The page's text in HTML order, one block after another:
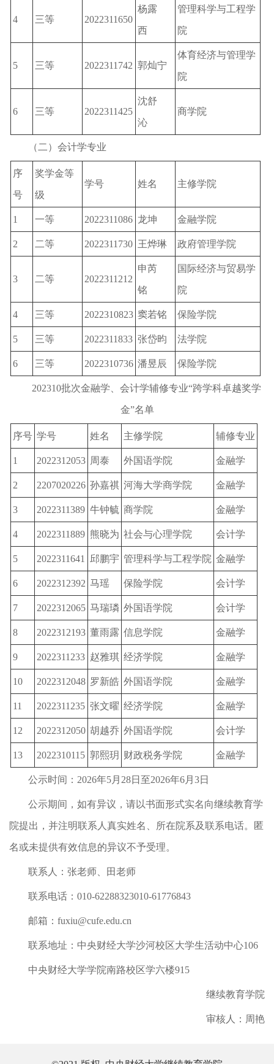
4 三等 2022311650
杨露
西
管理科学与工程学
院
5 三等 2022311742 郭灿宁
体育经济与管理学
院
6 三等 2022311425
沈舒
沁
商学院
（二）会计学专业
序
号
奖学金等
级
学号 姓名 主修学院
1 一等 2022311086 龙坤 金融学院
2 二等 2022311730 王烨琳 政府管理学院
3 二等 2022311212
申芮
铭
国际经济与贸易学
院
4 三等 2022310823 窦若铭 保险学院
5 三等 2022311833 张岱昀 法学院
6 三等 2022310736 潘昱辰 保险学院
202310批次金融学、会计学辅修专业“跨学科卓越奖学
金”名单
序号 学号 姓名 主修学院 辅修专业
1 2022312053 周泰 外国语学院 金融学
2 2207020226 孙嘉祺 河海大学商学院 金融学
3 2022311389 牛钟毓 商学院 金融学
4 2022311889 熊晓为 社会与心理学院 会计学
5 2022311641 邱鹏宇 管理科学与工程学院 金融学
6 2022312392 马瑶 保险学院 会计学
7 2022312065 马瑞璘 外国语学院 会计学
8 2022312193 董雨露 信息学院 金融学
9 2022311233 赵雅琪 经济学院 金融学
10 2022312048 罗新皓 外国语学院 金融学
11 2022311235 张文曜 经济学院 金融学
12 2022312050 胡越乔 外国语学院 会计学
13 2022310115 郭熙玥 财政税务学院 金融学
公示时间：2026年5月28日至2026年6月3日
公示期间，如有异议，请以书面形式实名向继续教育学
院提出，并注明联系人真实姓名、所在院系及联系电话。匿
名或未提供有效信息的异议不予受理。
联系人：张老师、田老师
联系电话：010-62288323010-61776843
邮箱：fuxiu@cufe.edu.cn
联系地址：中央财经大学沙河校区大学生活动中心106
中央财经大学学院南路校区学六楼915
继续教育学院
审核人：周艳